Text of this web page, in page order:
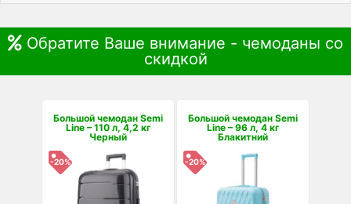
Обратите Ваше внимание - чемоданы со
скидкой
Большой чемодан Semi
Line – 110 л, 4,2 кг
Черный
-20%
Большой чемодан Semi
Line – 96 л, 4 кг
Блакитний
-20%